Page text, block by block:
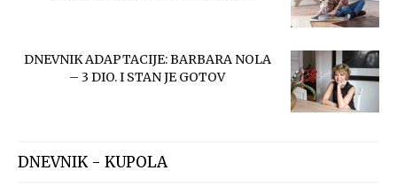
DNEVNIK ADAPTACIJE: BARBARA NOLA
– 3 DIO. I STAN JE GOTOV
DNEVNIK - KUPOLA